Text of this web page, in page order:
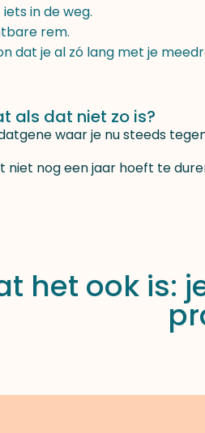
in de weg.
rem.
dat je al zó lang met je
als dat niet zo is?
waar je nu steeds
niet nog een jaar hoeft te
het ook is: